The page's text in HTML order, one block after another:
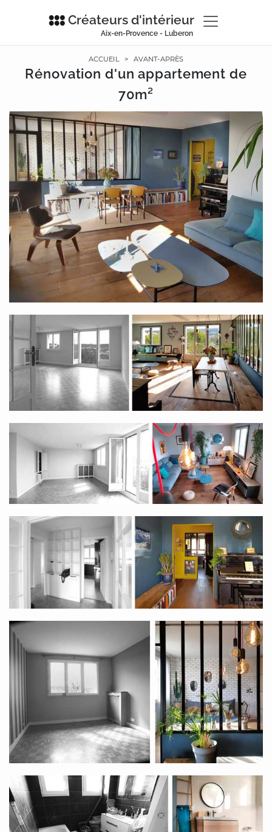
Créateurs d'intérieur
Aix-en-Provence - Luberon
ACCUEIL > AVANT-APRÈS
Rénovation d'un appartement de
70m²